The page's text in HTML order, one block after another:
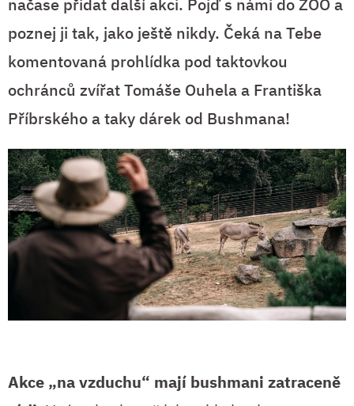
poznej ji tak, jako ještě nikdy. Čeká na Tebe
komentovaná prohlídka pod taktovkou
ochránců zvířat Tomáše Ouhela a Františka
Příbrského a taky dárek od Bushmana!
Akce „na vzduchu“ mají bushmani zatraceně